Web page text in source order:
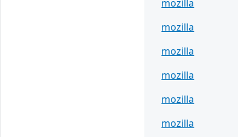
mozilla
mozilla
mozilla
mozilla
mozilla
mozilla